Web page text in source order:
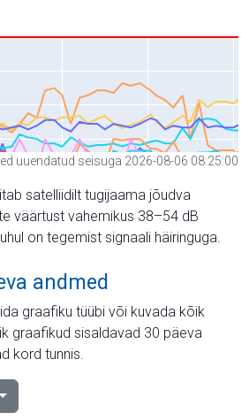
uuendatud seisuga 2026-08-06 08:25:00
satelliidilt tugijaama jõudva
väärtust vahemikus 38–54 dB
on tegemist signaali häiringuga.
andmed
graafiku tüübi või kuvada kõik
graafikud sisaldavad 30 päeva
kord tunnis.